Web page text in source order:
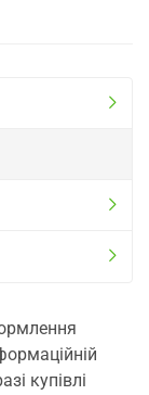
купівлі